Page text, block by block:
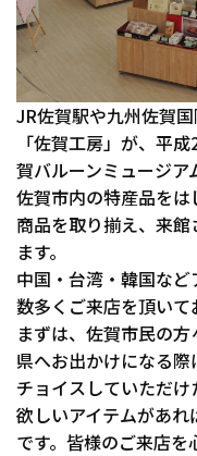
JR佐賀駅や九州佐賀
「佐賀工房」が、平
賀バルーンミュージア
佐賀市内の特産品を
商品を取り揃え、来
ます。
中国・台湾・韓国な
数多くご来店を頂いて
まずは、佐賀市民の
県へお出かけになる
チョイスしていただけ
欲しいアイテムがあ
です。皆様のご来店を